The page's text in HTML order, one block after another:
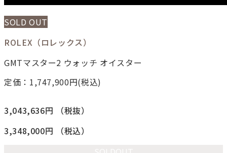
SOLD OUT
ROLEX（ロレックス）
GMTマスター2 ウォッチ オイスター
定価：1,747,900円(税込)
3,043,636円
（税抜）
3,348,000円
（税込）